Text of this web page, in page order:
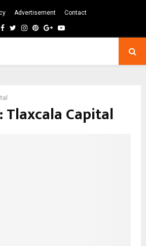
Advertisement Contact
Facebook
TwitterInstagram
Pinterest
GoogleYoutube
Tlaxcala Capital